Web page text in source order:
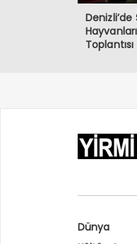
Toplantısı
Dünya